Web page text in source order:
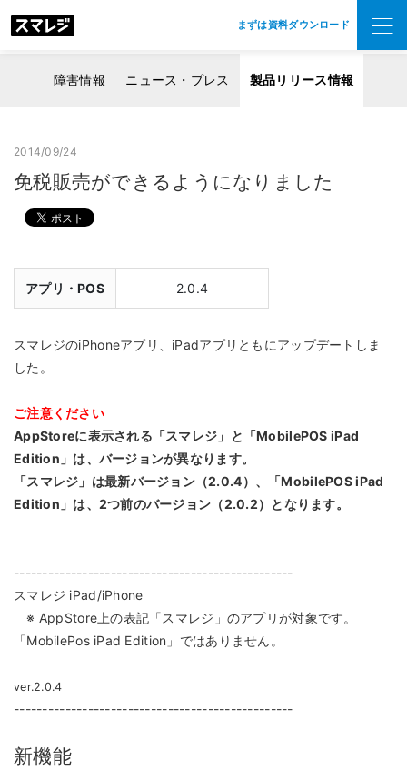
まずは資料ダウンロード
障害情報 ニュース・プレス 製品リリース情報
2014/09/24
免税販売ができるようになりました
アプリ・POS 2.0.4
スマレジのiPhoneアプリ、iPadアプリともにアップデートしま
した。
ご注意ください
AppStoreに表示される「スマレジ」と「MobilePOS iPad
Edition」は、バージョンが異なります。
「スマレジ」は最新バージョン（2.0.4）、「MobilePOS iPad
Edition」は、2つ前のバージョン（2.0.2）となります。
-------------------------------------------------
スマレジ iPad/iPhone
※ AppStore上の表記「スマレジ」のアプリが対象です。
「MobilePos iPad Edition」ではありません。
ver.2.0.4
-------------------------------------------------
新機能